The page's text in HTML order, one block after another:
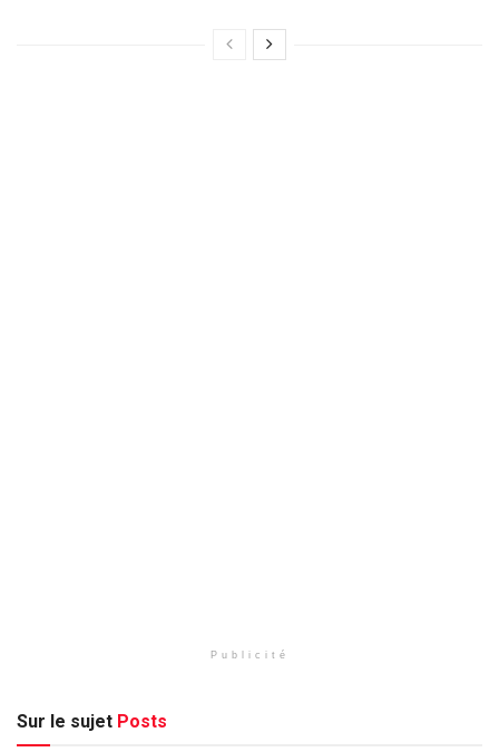
Publicité
Sur le sujet Posts